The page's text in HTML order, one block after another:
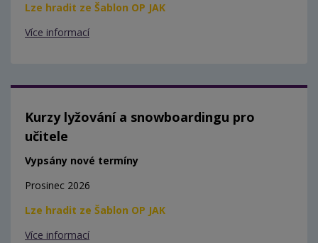
Lze hradit ze Šablon OP JAK
Více informací
Kurzy lyžování a snowboardingu pro
učitele
Vypsány nové termíny
Prosinec 2026
Lze hradit ze Šablon OP JAK
Více informací